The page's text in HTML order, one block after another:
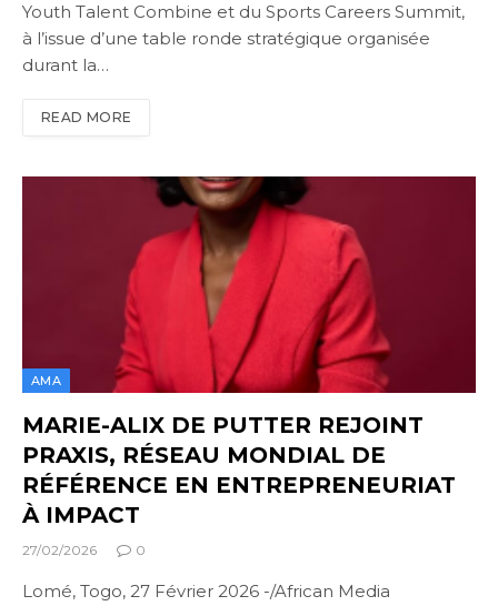
Youth Talent Combine et du Sports Careers Summit,
à l’issue d’une table ronde stratégique organisée
durant la…
READ MORE
AMA
MARIE-ALIX DE PUTTER REJOINT
PRAXIS, RÉSEAU MONDIAL DE
RÉFÉRENCE EN ENTREPRENEURIAT
À IMPACT
27/02/2026 0
Lomé, Togo, 27 Février 2026 -/African Media